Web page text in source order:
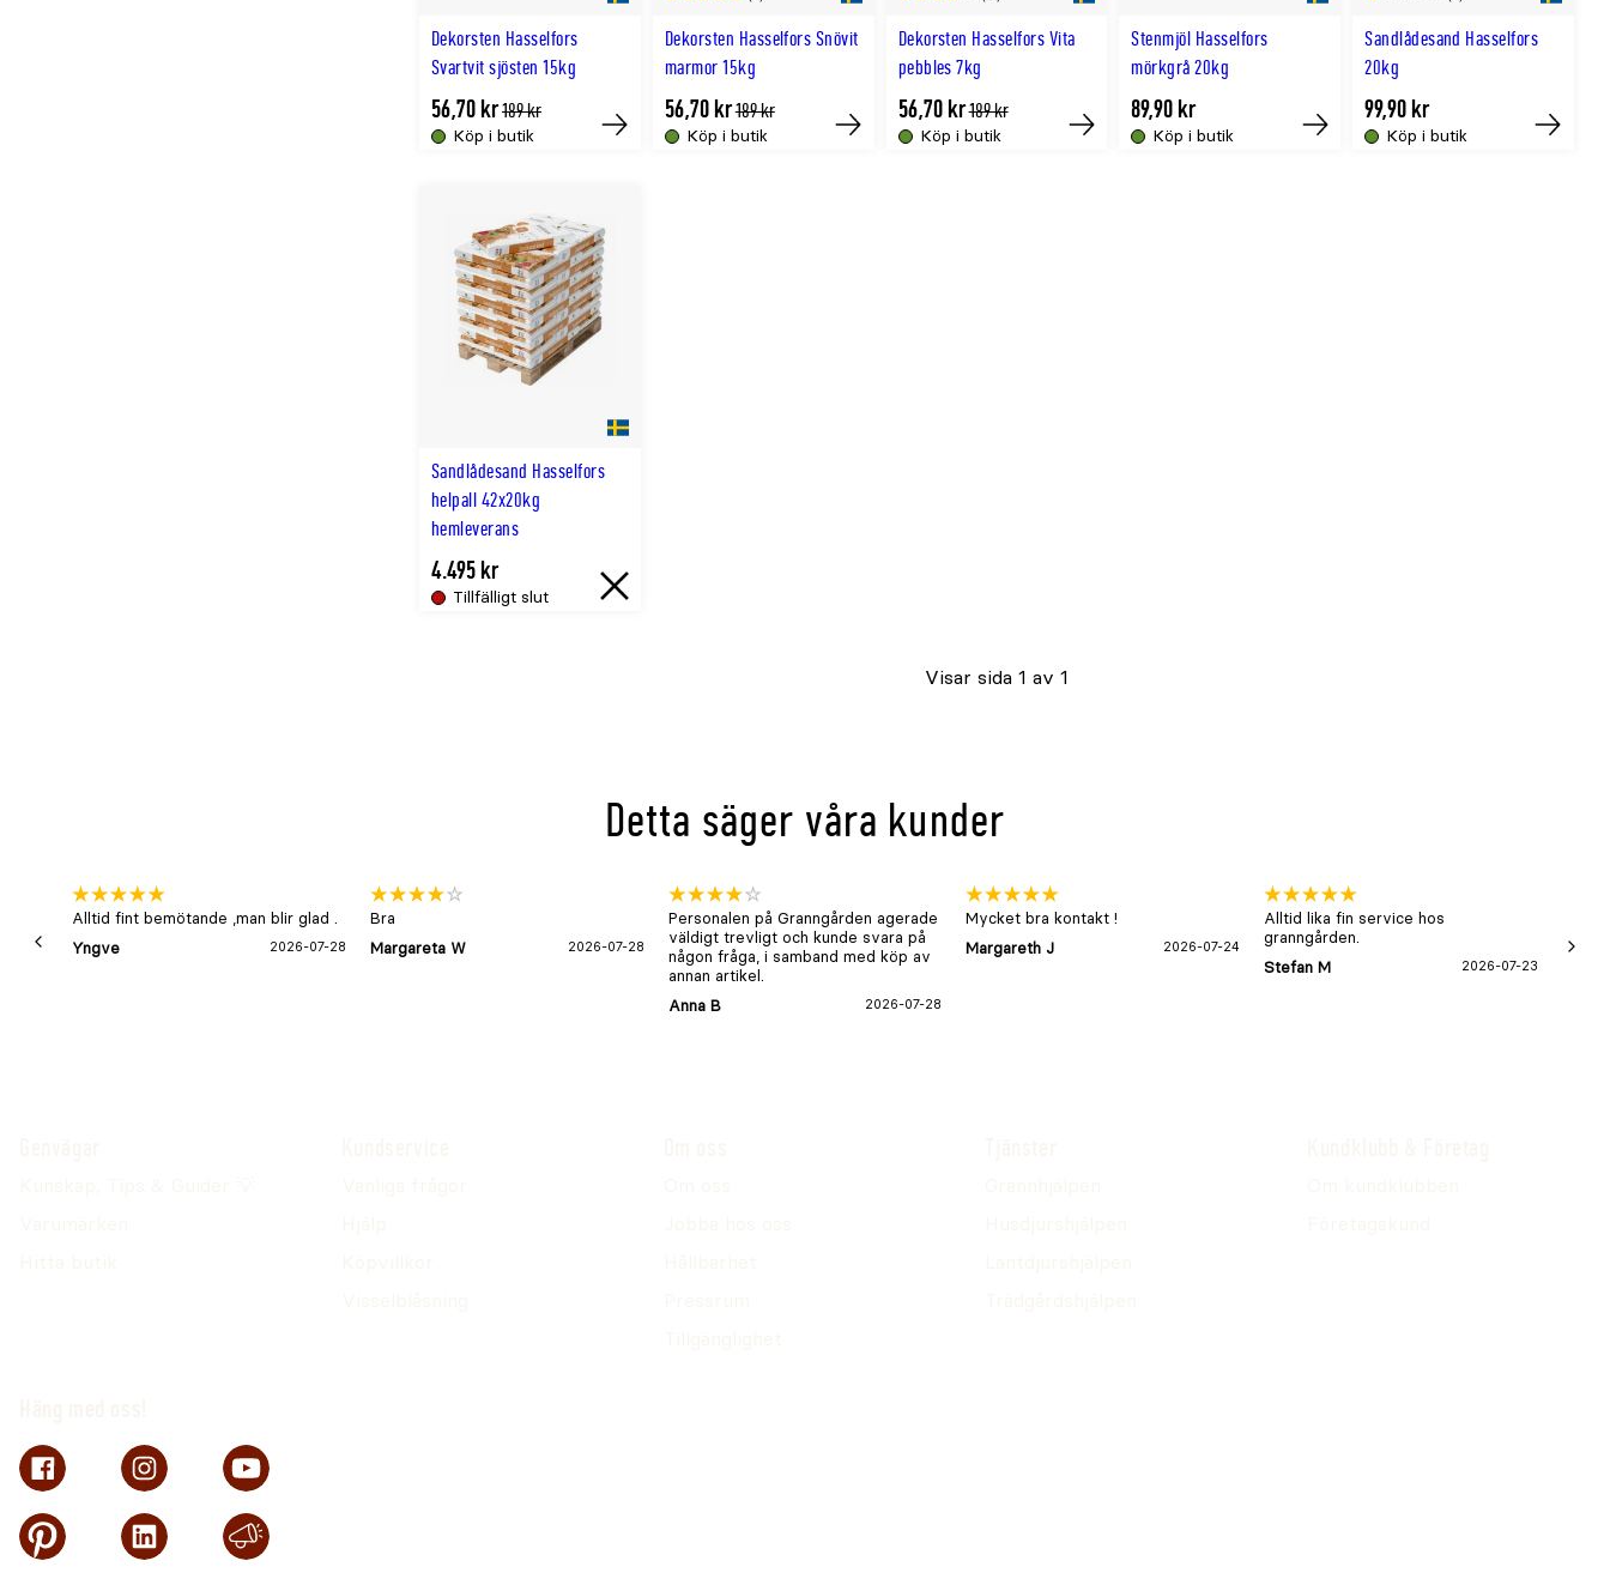
Dekorsten Hasselfors
Svartvit sjösten 15kg
Köp i butik
56,70 krTidligere
lägsta
pris
189 kr
Köp
Dekorsten Hasselfors Snövit
marmor 15kg
Köp i butik
56,70 krTidligere
lägsta
pris
189 kr
Tillfälligt
Dekorsten Hasselfors Vita
pebbles 7kg
Köp i butik
56,70 krTidligere
lägsta
pris
189 kr
Tillfälligt
Stenmjöl Hasselfors
mörkgrå 20kg
Köp i butik
89,90 kr
Köp
Sandlådesand Hasselfors
20kg
Köp i butik
99,90 kr
Köp
Sandlådesand Hasselfors
helpall 42x20kg
hemleverans
Tillfälligt slut
4.495 kr
Tillfälligt
{0}
Visar sida 1 av 1
Detta säger våra kunder
Alltid fint bemötande ,man blir glad .
Yngve
2026-07-28
Bra
Margareta W
2026-07-28
Personalen på Granngården agerade
väldigt trevligt och kunde svara på
någon fråga, i samband med köp av
annan artikel.
Anna B
2026-07-28
Mycket bra kontakt !
Margareth J
2026-07-24
Alltid lika fin service hos
granngården.
Stefan M
2026-07-23